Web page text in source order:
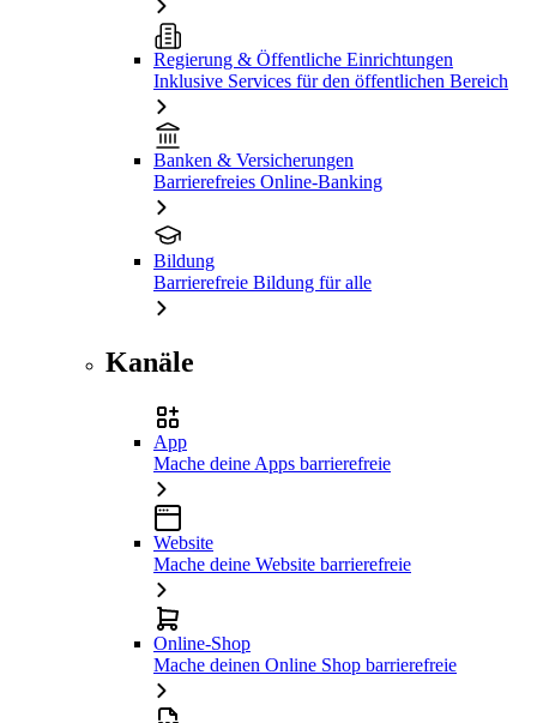
Regierung & Öffentliche Einrichtungen
Inklusive Services für den öffentlichen Bereich
Banken & Versicherungen
Barrierefreies Online-Banking
Bildung
Barrierefreie Bildung für alle
Kanäle
App
Mache deine Apps barrierefreie
Website
Mache deine Website barrierefreie
Online-Shop
Mache deinen Online Shop barrierefreie